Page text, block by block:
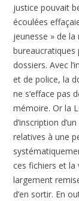
justice pouvait
écoulées
jeunesse » de
bureaucratiques
dossiers. Avec
et de police, la
ne s’efface pas
mémoire. Or la
d’inscription
relatives à une
ces fichiers et la
largement
d’en sortir. En